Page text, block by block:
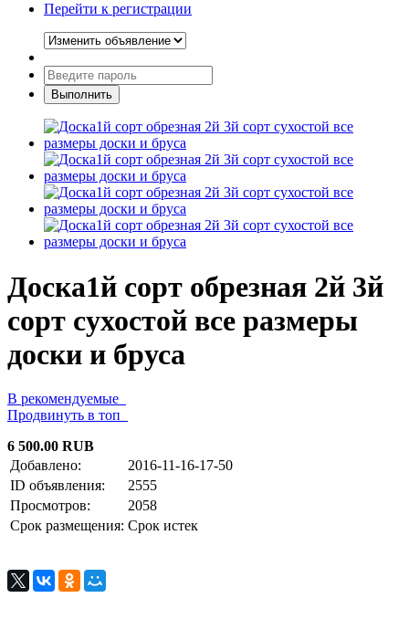
Перейти к регистрации
Доска1й сорт обрезная 2й 3й
сорт сухостой все размеры
доски и бруса
В рекомендуемые
Продвинуть в топ
6 500.00 RUB
Добавлено:
2016-11-16-17-50
ID объявления:
2555
Просмотров:
2058
Срок размещения: Срок истек